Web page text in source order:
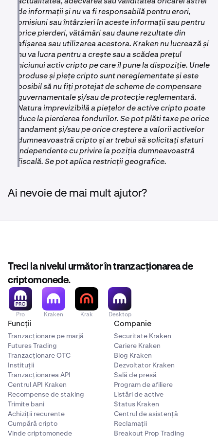
de informații și nu va fi responsabilă pentru erori,
omisiuni sau întârzieri în aceste informații sau pentru
orice pierderi, vătămări sau daune rezultate din
afișarea sau utilizarea acestora. Kraken nu lucrează și
nu va lucra pentru a crește sau a scădea prețul
niciunui activ cripto pe care îl pune la dispoziție. Unele
produse și piețe cripto sunt nereglementate și este
posibil să nu fiți protejat de scheme de compensare
guvernamentale și/sau de protecție reglementară.
Natura imprevizibilă a piețelor de active cripto poate
duce la pierderea fondurilor. Se pot plăti taxe pe orice
randament și/sau pe orice creștere a valorii activelor
dumneavoastră cripto și ar trebui să solicitați sfaturi
independente cu privire la poziția dumneavoastră
fiscală. Se pot aplica restricții geografice.
Ai nevoie de mai mult ajutor?
Treci la nivelul următor în tranzacționarea de
criptomonede.
Pro Kraken Krak Desktop
Funcții
Tranzacționare pe marjă
Futures Trading
Tranzacționare OTC
Instituții
Tranzacționarea API
Centrul API Kraken
Recompense de staking
Trimite bani
Achiziții recurente
Cumpără cripto
Vinde criptomonede
Companie
Securitate Kraken
Cariere Kraken
Blog Kraken
Dezvoltator Kraken
Sală de presă
Program de afiliere
Listări de active
Status Kraken
Centrul de asistență
Reclamații
Breakout Prop Trading